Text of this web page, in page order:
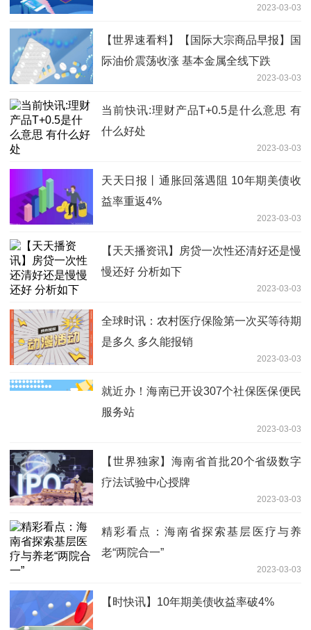
2023-03-03
【世界速看料】【国际大宗商品早报】国
际油价震荡收涨 基本金属全线下跌
2023-03-03
当前快讯:理财产品T+0.5是什么意思 有
什么好处
2023-03-03
天天日报丨通胀回落遇阻 10年期美债收
益率重返4%
2023-03-03
【天天播资讯】房贷一次性还清好还是慢
慢还好 分析如下
2023-03-03
全球时讯：农村医疗保险第一次买等待期
是多久 多久能报销
2023-03-03
就近办！海南已开设307个社保医保便民
服务站
2023-03-03
【世界独家】海南省首批20个省级数字
疗法试验中心授牌
2023-03-03
精彩看点：海南省探索基层医疗与养
老“两院合一”
2023-03-03
【时快讯】10年期美债收益率破4%